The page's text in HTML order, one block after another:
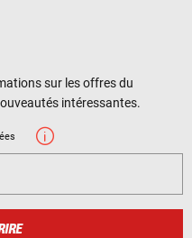
sur les offres du
intéressantes.